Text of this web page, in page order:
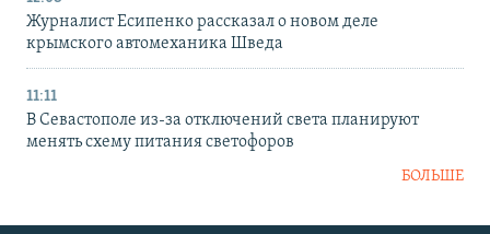
Журналист Есипенко рассказал о новом деле
крымского автомеханика Шведа
11:11
В Севастополе из-за отключений света планируют
менять схему питания светофоров
БОЛЬШЕ